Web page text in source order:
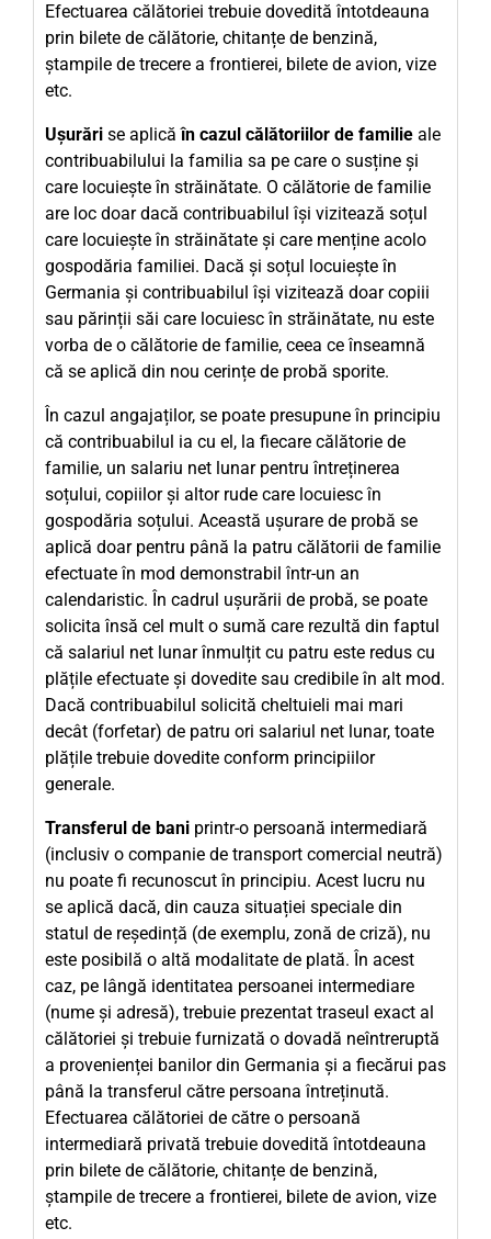
Efectuarea călătoriei trebuie dovedită întotdeauna
prin bilete de călătorie, chitanțe de benzină,
ștampile de trecere a frontierei, bilete de avion, vize
etc.
Ușurări se aplicăîn cazul călătoriilor de familie ale
contribuabilului la familia sa pe care o susține și
care locuiește în străinătate. O călătorie de familie
are loc doar dacă contribuabilul își vizitează soțul
care locuiește în străinătate și care menține acolo
gospodăria familiei. Dacă și soțul locuiește în
Germania și contribuabilul își vizitează doar copiii
sau părinții săi care locuiesc în străinătate, nu este
vorba de o călătorie de familie, ceea ce înseamnă
că se aplică din nou cerințe de probă sporite.
În cazul angajaților, se poate presupune în principiu
că contribuabilul ia cu el, la fiecare călătorie de
familie, un salariu net lunar pentru întreținerea
soțului, copiilor și altor rude care locuiesc în
gospodăria soțului. Această ușurare de probă se
aplică doar pentru până la patru călătorii de familie
efectuate în mod demonstrabil într-un an
calendaristic. În cadrul ușurării de probă, se poate
solicita însă cel mult o sumă care rezultă din faptul
că salariul net lunar înmulțit cu patru este redus cu
plățile efectuate și dovedite sau credibile în alt mod.
Dacă contribuabilul solicită cheltuieli mai mari
decât (forfetar) de patru ori salariul net lunar, toate
plățile trebuie dovedite conform principiilor
generale.
Transferul de bani printr-o persoană intermediară
(inclusiv o companie de transport comercial neutră)
nu poate fi recunoscut în principiu. Acest lucru nu
se aplică dacă, din cauza situației speciale din
statul de reședință (de exemplu, zonă de criză), nu
este posibilă o altă modalitate de plată. În acest
caz, pe lângă identitatea persoanei intermediare
(nume și adresă), trebuie prezentat traseul exact al
călătoriei și trebuie furnizată o dovadă neîntreruptă
a provenienței banilor din Germania și a fiecărui pas
până la transferul către persoana întreținută.
Efectuarea călătoriei de către o persoană
intermediară privată trebuie dovedită întotdeauna
prin bilete de călătorie, chitanțe de benzină,
ștampile de trecere a frontierei, bilete de avion, vize
etc.